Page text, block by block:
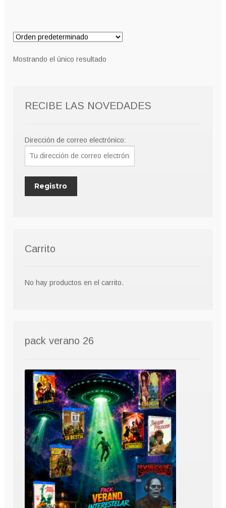
Mostrando el único resultado
RECIBE LAS NOVEDADES
Dirección de correo electrónico:
Carrito
No hay productos en el carrito.
pack verano 26